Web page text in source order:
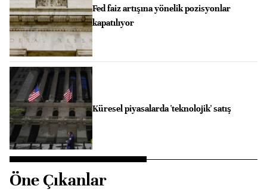
Fed faiz artışına yönelik pozisyonlar
kapatılıyor
Küresel piyasalarda 'teknolojik' satış
Öne Çıkanlar